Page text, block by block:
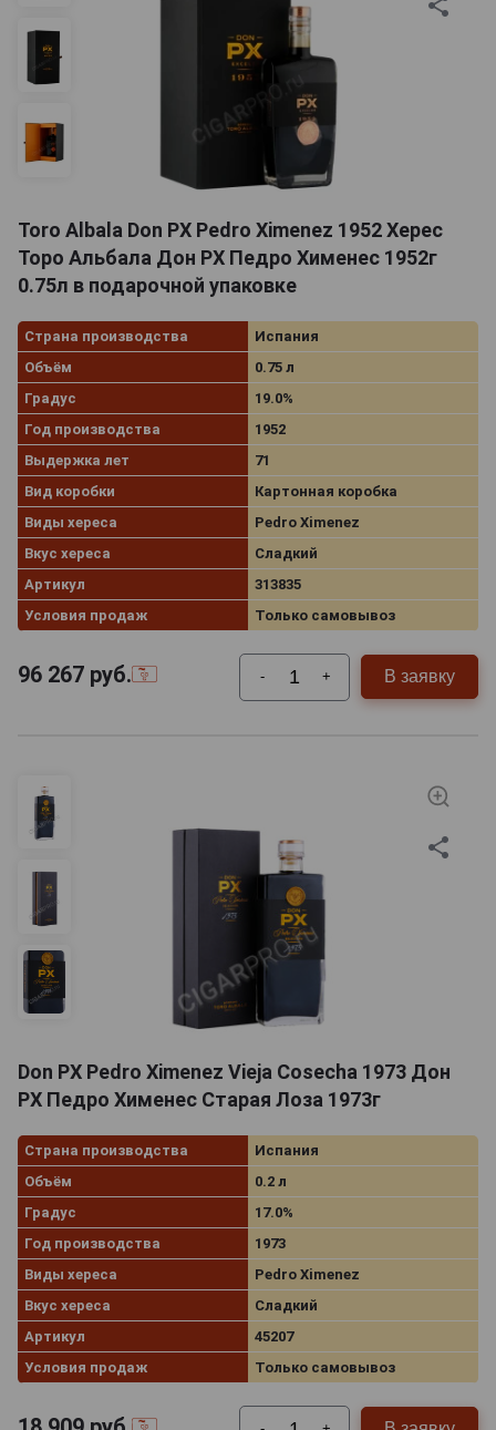
Toro Albala Don PX Pedro Ximenez 1952 Херес
Торо Альбала Дон РХ Педро Хименес 1952г
0.75л в подарочной упаковке
Страна производства
Испания
Объём
0.75 л
Градус
19.0%
Год производства
1952
Выдержка лет
71
Вид коробки
Картонная коробка
Виды хереса
Pedro Ximenez
Вкус хереса
Сладкий
Артикул
313835
Условия продаж
Только самовывоз
96 267 руб. - + В заявку
Don PX Pedro Ximenez Vieja Cosecha 1973 Дон
РХ Педро Хименес Старая Лоза 1973г
Страна производства
Испания
Объём
0.2 л
Градус
17.0%
Год производства
1973
Виды хереса
Pedro Ximenez
Вкус хереса
Сладкий
Артикул
45207
Условия продаж
Только самовывоз